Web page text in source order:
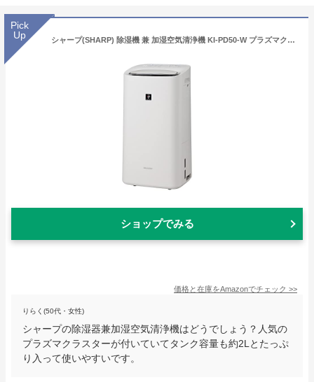
Pick
Up
シャープ(SHARP) 除湿機 兼 加湿空気清浄機 KI-PD50-W プラズマクラスター 25000 空気清浄 21畳 / 除湿 14畳・5L 加湿・タンク容量 約2L/加湿量400mL ホワイト
ショップでみる
価格と在庫をAmazonでチェック >>
りらく(50代・女性)
シャープの除湿器兼加湿空気清浄機はどうでしょう？人気の
プラズマクラスターが付いていてタンク容量も約2Lとたっぷ
り入って使いやすいです。